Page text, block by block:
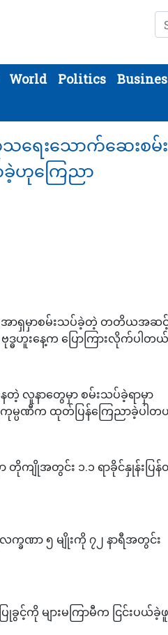
World Politics
ေးသောက်ဆေးစမ်
ခဲ့ဟုကြေညာ
ာရှမှာစမ်းသပ်ခဲ့တဲ့ တတိယအဆ
ဒ္ဓဟူးနေ့က ပြောကြားလိုက်ပါတယ်
ေတဲ့ လူနာတွေမှာ စမ်းသပ်ခဲ့ရာမှာ
ပဏီက ထုတ်ပြန်ကြေညာခဲ့ပါတ
တိုကျိုအတွင်း ၁.၁ ရာခိုင်နှုန်းပြ
ခဏာ ၅ မျိုးကို ၇၂ နာရီအတွင်း
င့်ကို များမကြာမီက ငြင်းပယ်ခဲ့